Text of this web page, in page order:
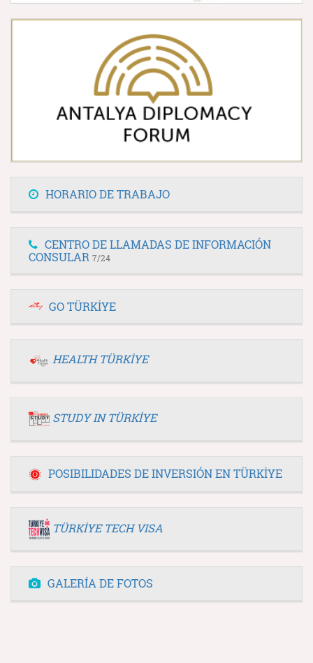
HORARIO DE TRABAJO
CENTRO DE LLAMADAS DE INFORMACIÓN
CONSULAR 7/24
GO TÜRKİYE
HEALTH TÜRKİYE
STUDY IN TÜRKİYE
POSIBILIDADES DE INVERSIÓN EN TÜRKİYE
TÜRKİYE TECH VISA
GALERÍA DE FOTOS